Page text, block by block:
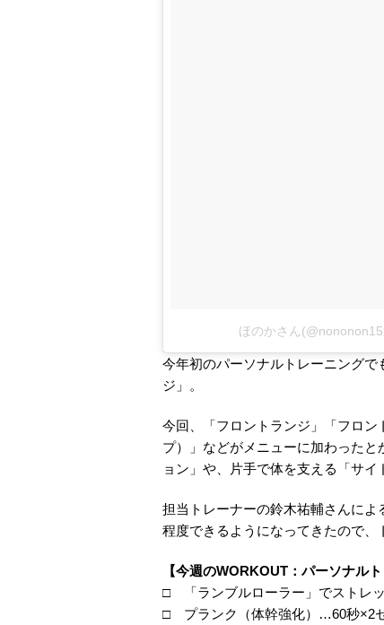
ほのかさん
今年初のパーソナルトレーニング
ジ」。
今回、「フロントランジ」「フロ
プ）」などがメニューに加わった
ョン」や、片手で体を支える「サイ
担当トレーナーの鈴木祐輔さんに
程度できるようになってきたので、
【今週のWORKOUT：パーソナル
□ 「ランブルローラー」でストレ
□ プランク（体幹強化）…60秒×2